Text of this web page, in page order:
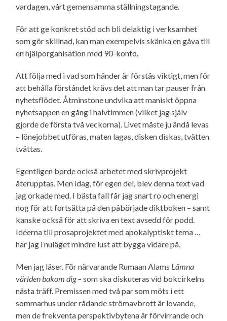
vardagen, vårt gemensamma ställningstagande.
För att ge konkret stöd och bli delaktig i verksamhet
som gör skillnad, kan man exempelvis skänka en gåva till
en hjälporganisation med 90-konto.
Att följa med i vad som händer är förstås viktigt, men för
att behålla förståndet krävs det att man tar pauser från
nyhets­flödet. Åtminstone undvika att maniskt öppna
nyhetsappen en gång i halvtimmen (vilket jag själv
gjorde de första två veckorna). Livet måste ju ändå levas
– lönejobbet utföras, maten lagas, disken diskas, tvätten
tvättas.
Egentligen borde också arbetet med skrivprojekt
återupptas. Men idag, för egen del, blev denna text vad
jag orkade med. I bästa fall får jag snart ro och energi
nog för att fortsätta på den påbörjade diktboken – samt
kanske också för att skriva en text avsedd för podd.
Idéerna till prosaprojektet med apokalyptiskt tema …
har jag i nuläget mindre lust att bygga vidare på.
Men jag läser. För närvarande Rumaan Alams Lämna
världen bakom dig– som ska diskuteras vid bokcirkelns
nästa träff. Premissen med två par som möts i ett
sommarhus under rådande strömavbrott är lovande,
men de frekventa perspektiv­bytena är förvirrande och